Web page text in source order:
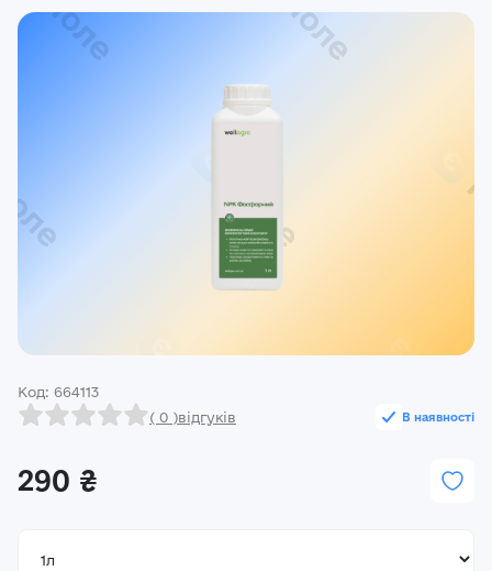
Реєстрація
Ми на зв’язку
(096) 556 55 56
Код: 664113
В наявності
( 0 )відгуків
290 ₴